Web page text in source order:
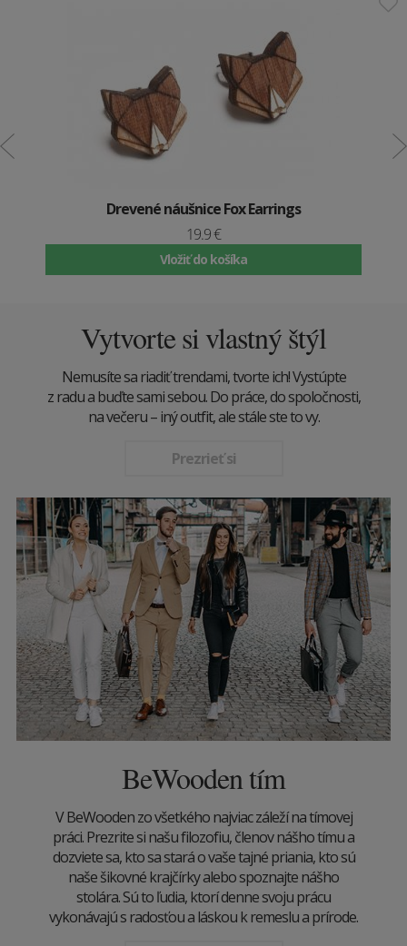
Drevené náušnice Fox Earrings
19.9 €
Vložiť do košíka
Vytvorte si vlastný štýl
Nemusíte sa riadiť trendami, tvorte ich! Vystúpte
z radu a buďte sami sebou. Do práce, do spoločnosti,
na večeru – iný outfit, ale stále ste to vy.
Prezrieť si
BeWooden tím
V BeWooden zo všetkého najviac záleží na tímovej
práci. Prezrite si našu filozofiu, členov nášho tímu a
dozviete sa, kto sa stará o vaše tajné priania, kto sú
naše šikovné krajčírky alebo spoznajte nášho
stolára. Sú to ľudia, ktorí denne svoju prácu
vykonávajú s radosťou a láskou k remeslu a prírode.